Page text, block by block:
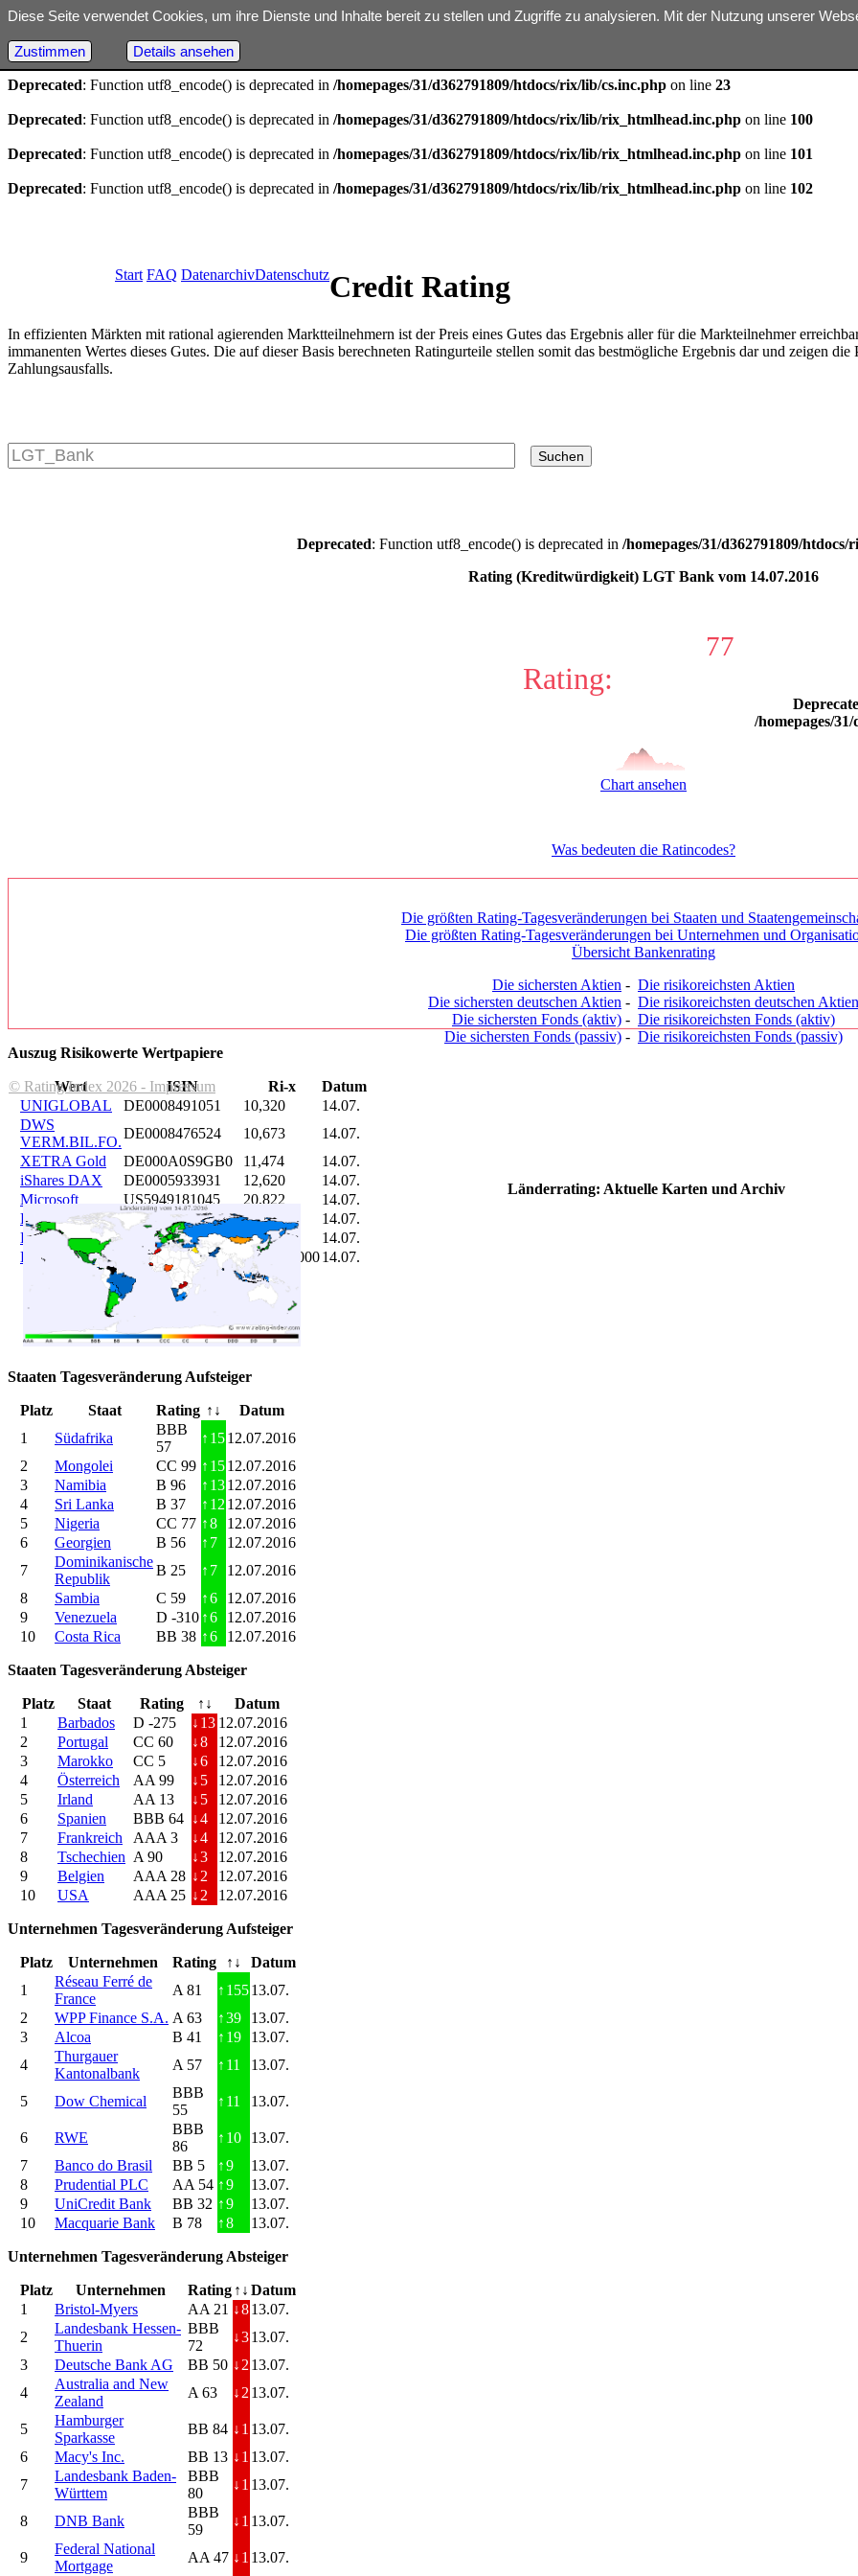
/
18
Deprecated: Function utf8_encode() is deprecated in /homepages/31/d362791809/htdocs/rix/lib/cs.inc.php on line 23
Deprecated: Function utf8_encode() is deprecated in /homepages/31/d362791809/htdocs/rix/lib/rix_htmlhead.inc.php on line 100
Deprecated: Function utf8_encode() is deprecated in /homepages/31/d362791809/htdocs/rix/lib/rix_htmlhead.inc.php on line 101
Deprecated: Function utf8_encode() is deprecated in /homepages/31/d362791809/htdocs/rix/lib/rix_htmlhead.inc.php on line 102
Start FAQ DatenarchivDatenschutzCredit Rating
In effizienten Märkten mit rational agierenden Marktteilnehmern ist der Preis eines Gutes das Ergebnis aller für die Markteilnehmer
immanenten Wertes dieses Gutes. Die auf dieser Basis berechneten Ratingurteile stellen somit das bestmögliche Ergebnis dar und zeigen
Zahlungsausfalls.
Deprecated: Function utf8_encode() is deprecated in /homepages/31/d362791809/
Rating (Kreditwürdigkeit) LGT Bank vom 14.07.2016
Rating:
77
/homepages/
Chart ansehen
Was bedeuten die Ratincodes?
Die größten Rating-Tagesveränderungen bei Staaten und
Die größten Rating-Tagesveränderungen bei Unternehmen und
Übersicht Bankenrating
Die sichersten Aktien - Die risikoreichsten Aktien
Die sichersten deutschen Aktien - Die risikoreichsten deutschen Aktien
Die sichersten Fonds (aktiv) - Die risikoreichsten Fonds (aktiv)
Die sichersten Fonds (passiv) - Die risikoreichsten Fonds (passiv)
© Rating Index 2026 - Impressum
Diese Seite verwendet Cookies, um ihre Dienste und Inhalte bereit zu stellen und Zugriffe zu analysieren. Mit der Nutzung unserer
Zustimmen Details ansehen
Auszug Risikowerte Wertpapiere
Wert ISIN Ri-x
Datum
UNIGLOBAL
DE0008491051 10,320
14.07.
DWS
VERM.BIL.FO.
DE0008476524 10,673
14.07.
XETRA Gold
DE000A0S9GB0 11,474
14.07.
iShares DAX
DE0005933931 12,620
14.07.
Microsoft
US5949181045 20,822
14.07.
DAIMLER
DE0007100000 46,047
14.07.
Brent Oil
DE000A0KRKM571,382
14.07.
Bitcoin
BITCOIN 185.899,00014.07.
Länderrating: Aktuelle Karten und Archiv
Staaten Tagesveränderung Aufsteiger
Platz Staat Rating ↑↓
Datum
1
Südafrika
BBB
57
↑ 1512.07.2016
2
Mongolei CC 99 ↑ 1512.07.2016
3
Namibia B 96 ↑ 1312.07.2016
4
Sri Lanka B 37 ↑ 12 12.07.2016
5
Nigeria CC 77 ↑8
12.07.2016
6
Georgien B 56 ↑ 7
12.07.2016
7
Dominikanische
Republik
B 25 ↑ 7
12.07.2016
8
Sambia C 59 ↑6
12.07.2016
9
Venezuela D -310 ↑6
12.07.2016
10
Costa Rica BB 38 ↑6 12.07.2016
Staaten Tagesveränderung Absteiger
Platz Staat Rating ↑↓
Datum
1
Barbados D -275 ↓ 13 12.07.2016
2
Portugal CC 60 ↓8
12.07.2016
3
Marokko CC 5 ↓6
12.07.2016
4
Österreich AA 99 ↓ 5
12.07.2016
5
Irland AA 13 ↓ 5
12.07.2016
6
Spanien BBB 64 ↓4
12.07.2016
7
Frankreich AAA 3 ↓4
12.07.2016
8
Tschechien A 90 ↓3
12.07.2016
9
Belgien AAA 28 ↓ 2
12.07.2016
10
USA AAA 25 ↓ 2 12.07.2016
Unternehmen Tagesveränderung Aufsteiger
Platz Unternehmen Rating ↑↓
Datum
1
Réseau Ferré de
France
A 81 ↑ 15513.07.
2
WPP Finance S.A. A 63 ↑39
13.07.
3
Alcoa B 41 ↑ 19
13.07.
4
Thurgauer
Kantonalbank
A 57 ↑ 11 13.07.
5 Dow Chemical
BBB
55
↑ 11 13.07.
6 RWE
BBB
86
↑ 10
13.07.
7
Banco do Brasil BB 5 ↑9
13.07.
8
Prudential PLC AA 54 ↑9
13.07.
9
UniCredit Bank BB 32 ↑9
13.07.
10
Macquarie Bank B 78 ↑8 13.07.
Unternehmen Tagesveränderung Absteiger
Platz Unternehmen Rating ↑↓ Datum
1
Bristol-Myers AA 21 ↓813.07.
2
Landesbank Hessen-
Thuerin
BBB
72
↓313.07.
3
Deutsche Bank AG BB 50 ↓ 2 13.07.
4
Australia and New
Zealand
A 63 ↓ 2 13.07.
5
Hamburger
Sparkasse
BB 84 ↓ 1 13.07.
6
Macy's Inc. BB 13 ↓ 1 13.07.
7
Landesbank Baden-
Württem
BBB
80
↓ 1 13.07.
8 DNB Bank
BBB
59
↓ 1 13.07.
9
Federal National
Mortgage
AA 47 ↓ 1 13.07.